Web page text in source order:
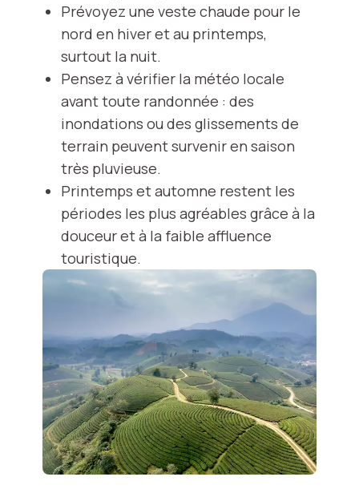
Prévoyez une veste chaude pour le
nord en hiver et au printemps,
surtout la nuit.
Pensez à vérifier la météo locale
avant toute randonnée : des
inondations ou des glissements de
terrain peuvent survenir en saison
très pluvieuse.
Printemps et automne restent les
périodes les plus agréables grâce à la
douceur et à la faible affluence
touristique.